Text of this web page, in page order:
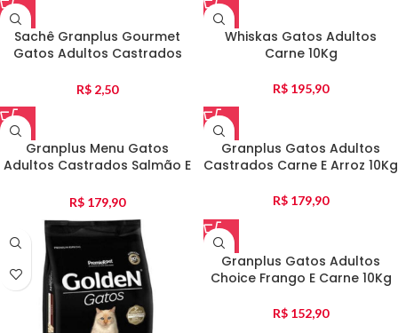
Sachê Granplus Gourmet
Gatos Adultos Castrados
R$ 2,50
Whiskas Gatos Adultos
Carne 10Kg
R$ 195,90
Granplus Menu Gatos
Adultos Castrados Salmão E
R$ 179,90
Granplus Gatos Adultos
Castrados Carne E Arroz 10Kg
R$ 179,90
Granplus Gatos Adultos
Choice Frango E Carne 10Kg
R$ 152,90